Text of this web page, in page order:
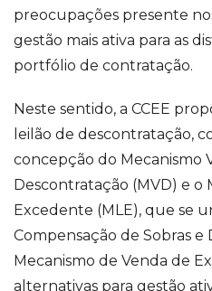
preocupações presente
gestão mais ativa para as
portfólio de contratação.
Neste sentido, a CCEE
leilão de descontratação,
concepção do Mecanismo
Descontratação (MVD) e o
Excedente (MLE), que se
Compensação de Sobras e
Mecanismo de Venda de
alternativas para gestão